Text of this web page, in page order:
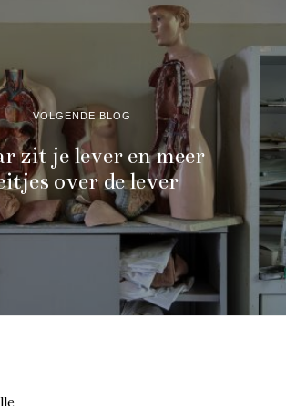
VOLGENDE BLOG
zit je lever en meer
over de lever